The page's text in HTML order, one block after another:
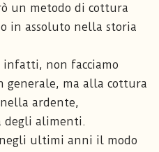
un metodo di cottura
in assoluto nella storia
infatti, non facciamo
generale, ma alla cottura
ardente,
degli alimenti.
negli ultimi anni il modo